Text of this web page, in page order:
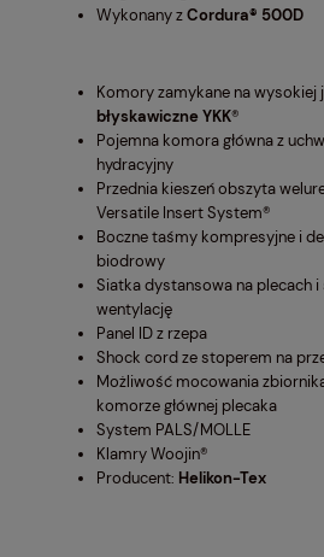
Wykonany zCordura® 500D
Komory zamykane na wysokiej
błyskawiczne YKK®
Pojemna komora główna z
hydracyjny
Przednia kieszeń obszyta
Versatile Insert System®
Boczne taśmy kompresyjne i
biodrowy
Siatka dystansowa na plecach
wentylację
Panel ID z rzepa
Shock cord ze stoperem na
Możliwość mocowania
komorze głównej plecaka
System PALS/MOLLE
Klamry Woojin®
Producent: Helikon-Tex